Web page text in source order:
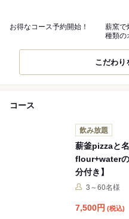
お得なコース予約開始！
薪窯で
種類の
こだわり
コース
飲み放題
薪釜pizzaと
flour+water
分付き】
3～60名様
7,500円 (税込)